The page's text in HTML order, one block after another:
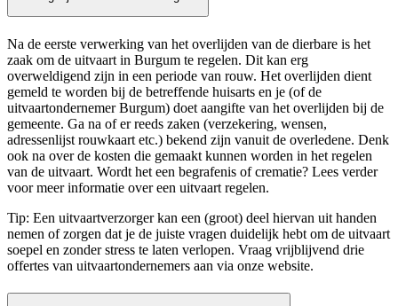
Na de eerste verwerking van het overlijden van de dierbare is het
zaak om de uitvaart in Burgum te regelen. Dit kan erg
overweldigend zijn in een periode van rouw. Het overlijden dient
gemeld te worden bij de betreffende huisarts en je (of de
uitvaartondernemer Burgum) doet aangifte van het overlijden bij de
gemeente. Ga na of er reeds zaken (verzekering, wensen,
adressenlijst rouwkaart etc.) bekend zijn vanuit de overledene. Denk
ook na over de kosten die gemaakt kunnen worden in het regelen
van de uitvaart. Wordt het een begrafenis of crematie? Lees verder
voor meer informatie over een uitvaart regelen.
Tip: Een uitvaartverzorger kan een (groot) deel hiervan uit handen
nemen of zorgen dat je de juiste vragen duidelijk hebt om de uitvaart
soepel en zonder stress te laten verlopen. Vraag vrijblijvend drie
offertes van uitvaartondernemers aan via onze website.